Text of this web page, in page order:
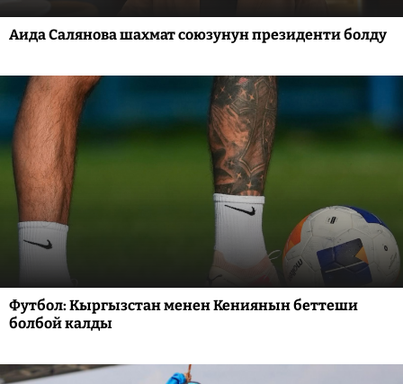
Аида Салянова шахмат союзунун президенти болду
Футбол: Кыргызстан менен Кениянын беттеши
болбой калды